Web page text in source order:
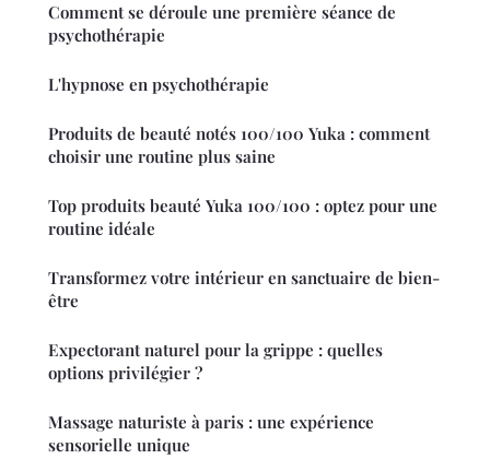
Comment se déroule une première séance de
psychothérapie
L'hypnose en psychothérapie
Produits de beauté notés 100/100 Yuka : comment
choisir une routine plus saine
Top produits beauté Yuka 100/100 : optez pour une
routine idéale
Transformez votre intérieur en sanctuaire de bien-
être
Expectorant naturel pour la grippe : quelles
options privilégier ?
Massage naturiste à paris : une expérience
sensorielle unique